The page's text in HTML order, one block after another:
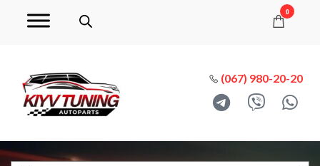
0
(067) 980-20-20